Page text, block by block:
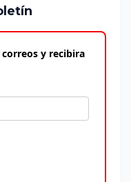
y recibira